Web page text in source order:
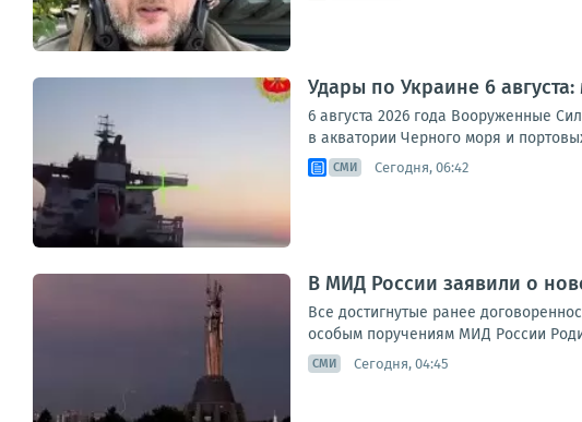
Удары по Украине 6
6 августа 2026 года Вооруженные
в акватории Черного моря и
СМИ Сегодня, 06:42
В МИД России заявили о
Все достигнутые ранее
особым поручениям МИД России
СМИ Сегодня, 04:45